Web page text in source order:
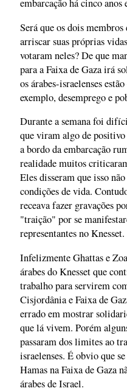
embarcação há cinco anos
Será que os dois
arriscar suas próprias
votaram neles? De que
para a Faixa de Gaza irá
os árabes-israelenses
exemplo, desemprego e
Durante a semana foi
que viram algo de positivo
a bordo da embarcação
realidade muitos
Eles disseram que isso
condições de vida.
receava fazer gravações
"traição" por se
representantes no Knesset.
Infelizmente Ghattas e
árabes do Knesset que
trabalho para servirem
Cisjordânia e Faixa de
errado em mostrar
que lá vivem. Porém
passaram dos limites ao
israelenses. É obvio que
Hamas na Faixa de Gaza
árabes de Israel.